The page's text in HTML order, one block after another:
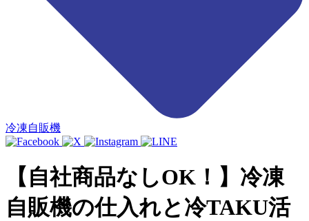
冷凍自販機
【自社商品なしOK！】冷凍
自販機の仕入れと冷TAKU活